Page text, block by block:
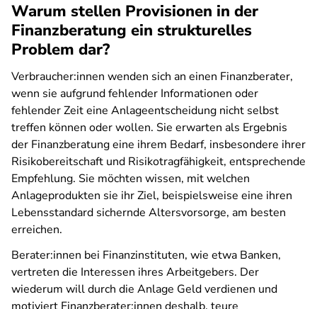
Warum stellen Provisionen in der
Finanzberatung ein strukturelles
Problem dar?
Verbraucher:innen wenden sich an einen Finanzberater,
wenn sie aufgrund fehlender Informationen oder
fehlender Zeit eine Anlageentscheidung nicht selbst
treffen können oder wollen. Sie erwarten als Ergebnis
der Finanzberatung eine ihrem Bedarf, insbesondere ihrer
Risikobereitschaft und Risikotragfähigkeit, entsprechende
Empfehlung. Sie möchten wissen, mit welchen
Anlageprodukten sie ihr Ziel, beispielsweise eine ihren
Lebensstandard sichernde Altersvorsorge, am besten
erreichen.
Berater:innen bei Finanzinstituten, wie etwa Banken,
vertreten die Interessen ihres Arbeitgebers. Der
wiederum will durch die Anlage Geld verdienen und